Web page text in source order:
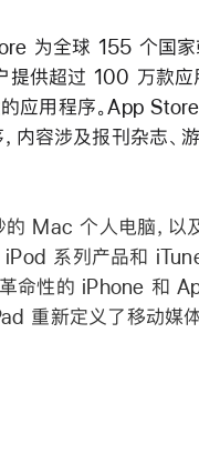
为全球 155 个国
供超过 100 万款
应用程序。App
内容涉及报刊杂志、游
Mac 个人电脑，以
iPod 系列产品和
命性的 iPhone 和
重新定义了移动媒